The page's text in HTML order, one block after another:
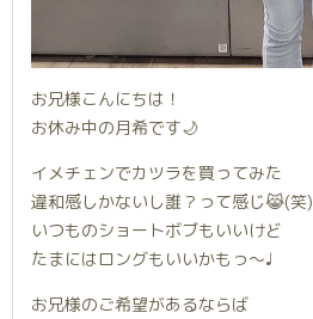
お兄様こんにちは！
お休み中の月希です🌙
イメチェンでカツラを買ってみた
違和感しかないし誰？って感じ😹(笑)
いつものショートボブもいいけど
たまにはロングもいいかもっ〜♩
お兄様のご希望があるならば